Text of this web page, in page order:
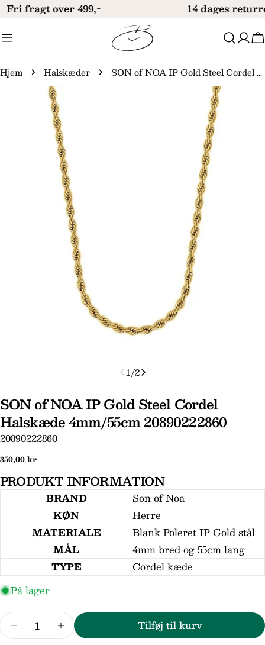
Gå
indhold
Fri fragt over 499,- 14 dages
Hjem Halskæder SON of NOA IP Gold Steel Cordel Halskæde 4mm/55cm 20890222860
produktinformation
medie 0 i modal
1/2
SON of NOA IP Gold Steel Cordel
Halskæde 4mm/55cm 20890222860
SKU:
20890222860
Normal
350,00 kr
PRODUKT INFORMATION
BRAND
Son of Noa
KØN
Herre
MATERIALE
Blank Poleret IP Gold stål
MÅL
4mm bred og 55cm lang
TYPE
Cordel kæde
På lager
Reducer mængden for SON of NOA IP Gold
Forøg mængden for SON of NOA IP
Tilføj til kurv
navn
Din
email
Din
telefon
Din
besked
Felterne markeret med * er obligatoriske.
Send spørgsmål